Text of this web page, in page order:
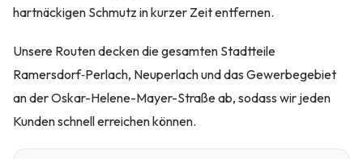
hartnäckigen Schmutz in kurzer Zeit entfernen.
Unsere Routen decken die gesamten Stadtteile
Ramersdorf‑Perlach, Neuperlach und das Gewerbegebiet
an der Oskar-Helene-Mayer-Straße ab, sodass wir jeden
Kunden schnell erreichen können.